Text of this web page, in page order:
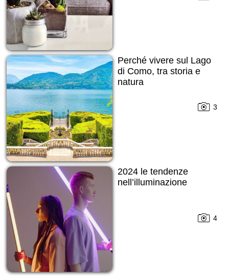
Perché vivere sul Lago
di Como, tra storia e
natura
3
2024 le tendenze
nell’illuminazione
4